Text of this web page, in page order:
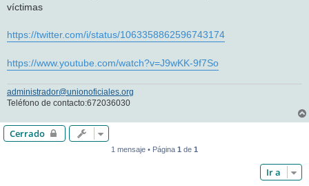
víctimas
https://twitter.com/i/status/1063358862596743174
https://www.youtube.com/watch?v=J9wKK-9f7So
administrador@unionoficiales.org
Teléfono de contacto:672036030
Cerrado
1 mensaje • Página 1 de 1
Ir a